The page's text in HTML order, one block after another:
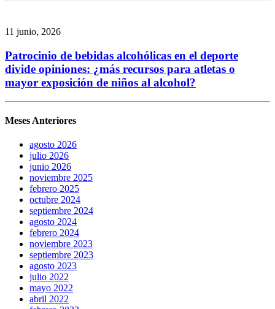
11 junio, 2026
Patrocinio de bebidas alcohólicas en el deporte
divide opiniones: ¿más recursos para atletas o
mayor exposición de niños al alcohol?
Meses Anteriores
agosto 2026
julio 2026
junio 2026
noviembre 2025
febrero 2025
octubre 2024
septiembre 2024
agosto 2024
febrero 2024
noviembre 2023
septiembre 2023
agosto 2023
julio 2022
mayo 2022
abril 2022